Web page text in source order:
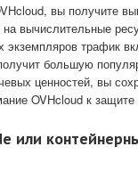
вы получите
вычислительные
трафик
большую
ценностей, вы
OVHcloud к
или